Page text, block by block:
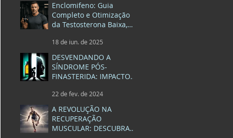
Enclomifeno: Guia
Completo e Otimização
da Testosterona Baixa,
18 de jun. de 2025
DESVENDANDO A
SÍNDROME PÓS-
FINASTERIDA: IMPACTOS
DA CALVÍCIE
22 de fev. de 2024
A REVOLUÇÃO NA
RECUPERAÇÃO
MUSCULAR: DESCUBRA